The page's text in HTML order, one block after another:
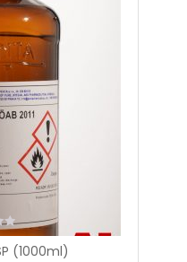
(1000ml)